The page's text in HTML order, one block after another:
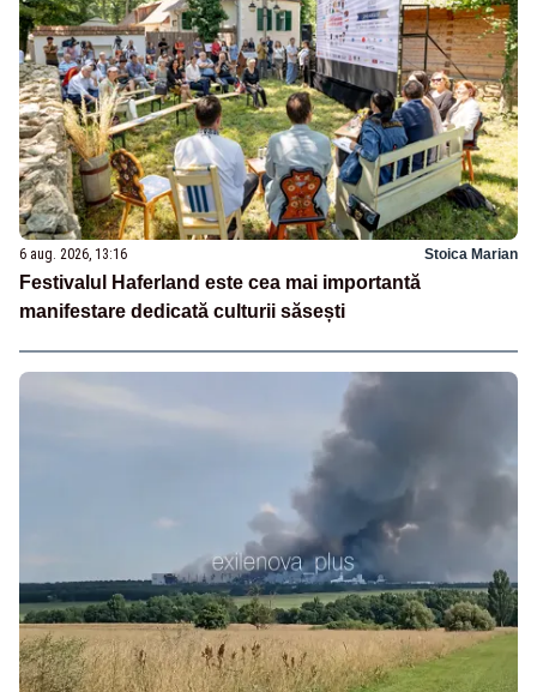
6 aug. 2026, 13:16 Stoica Marian
Festivalul Haferland este cea mai importantă
manifestare dedicată culturii săsești